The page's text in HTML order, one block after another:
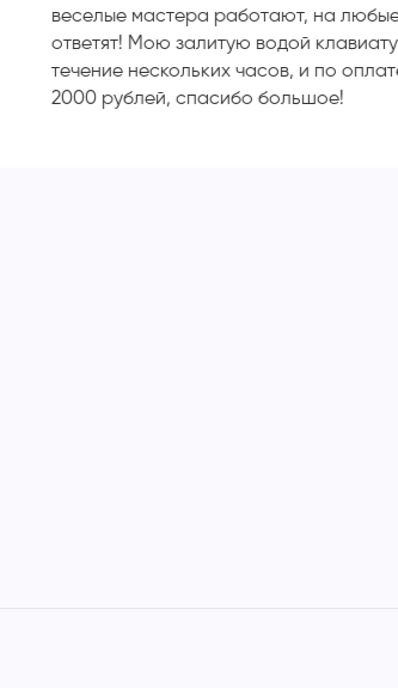
веселые мастера работают, на
ответят! Мою залитую водой
течение нескольких часов, и по
2000 рублей, спасибо большое!